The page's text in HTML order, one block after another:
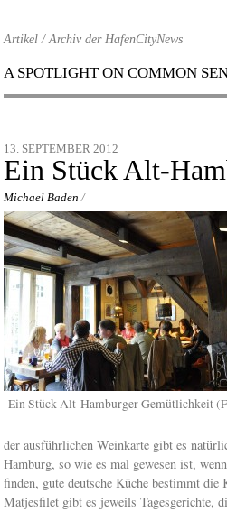
Artikel / Archiv der HafenCityNews
Menu
A SPOTLIGHT ON COMMON
Scroll
content
13. SEPTEMBER 2012
Ein Stück Alt-
Michael Baden /
Ein Stück Alt-Hamburger Gemütlichkeit
der ausführlichen Weinkarte gibt es
Hamburg, so wie es mal gewesen ist,
finden, gute deutsche Küche bestimmt
Matjesfilet gibt es jeweils Tagesgerichte,